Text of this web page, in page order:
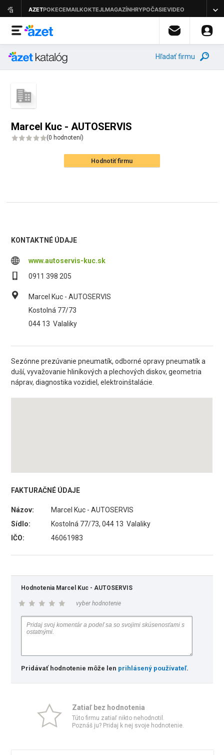
Hľadať firmu
Marcel Kuc - AUTOSERVIS
(0 hodnotení)
Hodnotiť firmu
KONTAKTNÉ ÚDAJE
www.autoservis-kuc.sk
0911 398 205
Marcel Kuc - AUTOSERVIS
Kostolná 77/73
044 13 Valaliky
Sezónne prezúvanie pneumatík, odborné opravy pneumatík a
duší, vyvažovanie hliníkových a plechových diskov, geometria
náprav, diagnostika vozidiel, elektroinštalácie.
FAKTURAČNÉ ÚDAJE
Názov:
Marcel Kuc - AUTOSERVIS
Sídlo:
Kostolná 77/73, 044 13 Valaliky
IČO:
46061983
Hodnotenia Marcel Kuc - AUTOSERVIS
vyber hodnotenie
Pridávať hodnotenie môže len prihlásený používateľ.
Zatiaľ bez hodnotenia
Túto firmu zatiaľ nikto nehodnotil.
Poznáš ju? Pridaj k nej svoje hodnotenie.